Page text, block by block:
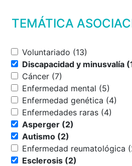
TEMÁTICA
Voluntariado (13)
Cáncer (7)
Enfermedad mental (5)
Enfermedad genética (4)
Enfermedades raras (4)
Asperger (2)
Autismo (2)
Esclerosis (2)